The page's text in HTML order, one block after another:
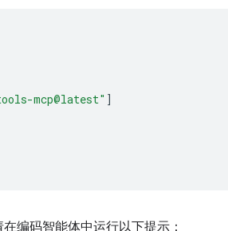
mcp@latest" ]
编码智能体中运行以下提示：